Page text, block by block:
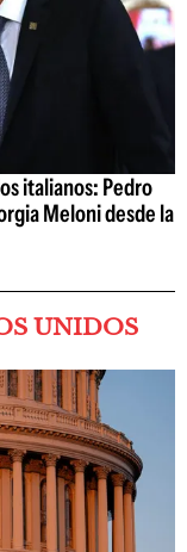
italianos: Pedro
Meloni desde la
UNIDOS